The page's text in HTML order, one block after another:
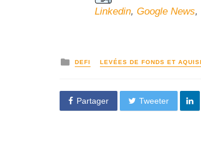
Linkedin, Google News,
DEFI LEVÉES DE FONDS ET
Partager Tweeter